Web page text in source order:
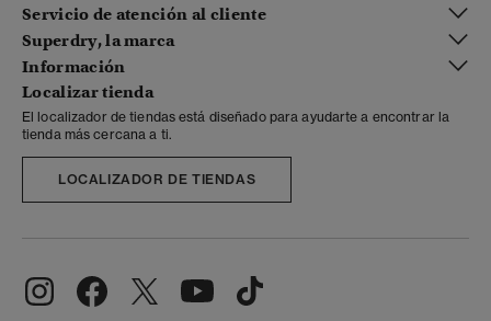
Servicio de atención al cliente
Superdry, la marca
Información
Localizar tienda
El localizador de tiendas está diseñado para ayudarte a encontrar la
tienda más cercana a ti.
LOCALIZADOR DE TIENDAS